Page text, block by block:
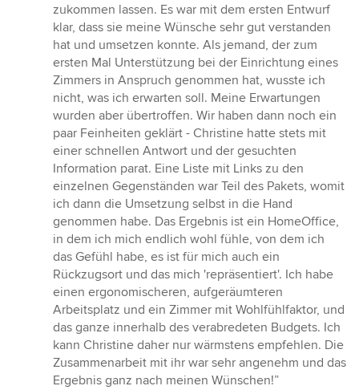
zukommen lassen. Es war mit dem ersten Entwurf
klar, dass sie meine Wünsche sehr gut verstanden
hat und umsetzen konnte. Als jemand, der zum
ersten Mal Unterstützung bei der Einrichtung eines
Zimmers in Anspruch genommen hat, wusste ich
nicht, was ich erwarten soll. Meine Erwartungen
wurden aber übertroffen. Wir haben dann noch ein
paar Feinheiten geklärt - Christine hatte stets mit
einer schnellen Antwort und der gesuchten
Information parat. Eine Liste mit Links zu den
einzelnen Gegenständen war Teil des Pakets, womit
ich dann die Umsetzung selbst in die Hand
genommen habe. Das Ergebnis ist ein HomeOffice,
in dem ich mich endlich wohl fühle, von dem ich
das Gefühl habe, es ist für mich auch ein
Rückzugsort und das mich 'repräsentiert'. Ich habe
einen ergonomischeren, aufgeräumteren
Arbeitsplatz und ein Zimmer mit Wohlfühlfaktor, und
das ganze innerhalb des verabredeten Budgets. Ich
kann Christine daher nur wärmstens empfehlen. Die
Zusammenarbeit mit ihr war sehr angenehm und das
Ergebnis ganz nach meinen Wünschen!”